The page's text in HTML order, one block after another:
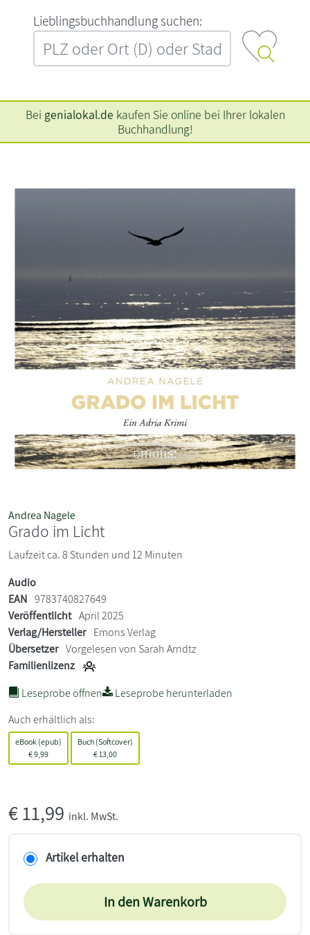
L‍i‍e‍b‍l‍i‍n‍g‍s‍b‍u‍c‍h‍h‍a‍n‍d‍l‍u‍n‍g‍ ‍s‍u‍c‍h‍e‍n‍:‍
Bei genialokal.de kaufen Sie online bei Ihrer lokalen
Buchhandlung!
Andrea Nagele
Grado im Licht
Laufzeit ca. 8 Stunden und 12 Minuten
Audio
EAN 9783740827649
Veröffentlicht April 2025
Verlag/Hersteller Emons Verlag
Übersetzer Vorgelesen von Sarah Arndtz
Familienlizenz
Leseprobe öffnen
Leseprobe herunterladen
Auch erhältlich als:
eBook (epub)
€9,99
Buch (Softcover)
€ 13,00
€11,99 inkl. MwSt.
Artikel erhalten
In den Warenkorb